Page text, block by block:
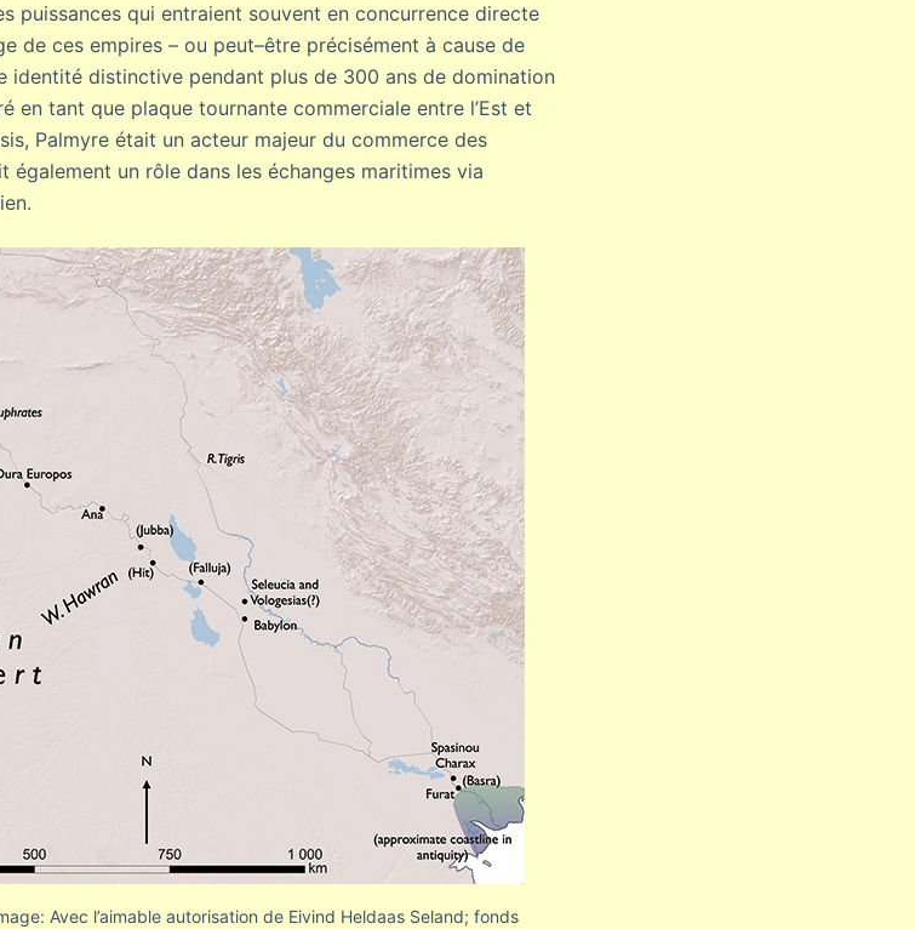
puissances qui entraient souvent en concurrence directe
de ces empires – ou peut–être précisément à cause de
identité distinctive pendant plus de 300 ans de domination
en tant que plaque tournante commerciale entre l’Est et
Palmyre était un acteur majeur du commerce des
également un rôle dans les échanges maritimes via
Avec l’aimable autorisation de Eivind Heldaas Seland; fonds